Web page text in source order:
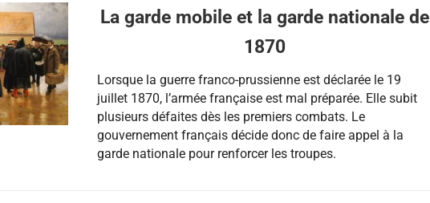
La garde mobile et la garde nationale de
1870
Lorsque la guerre franco-prussienne est déclarée le 19
juillet 1870, l’armée française est mal préparée. Elle subit
plusieurs défaites dès les premiers combats. Le
gouvernement français décide donc de faire appel à la
garde nationale pour renforcer les troupes.